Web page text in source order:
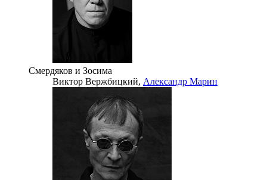
Смердяков и Зосима
Виктор Вержбицкий, Александр Марин